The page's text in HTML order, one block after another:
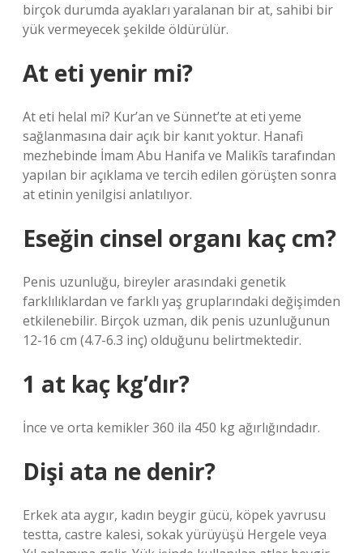
birçok durumda ayakları yaralanan bir at, sahibi bir
yük vermeyecek şekilde öldürülür.
At eti yenir mi?
At eti helal mi? Kur’an ve Sünnet’te at eti yeme
sağlanmasına dair açık bir kanıt yoktur. Hanafi
mezhebinde İmam Abu Hanifa ve Malikîs tarafından
yapılan bir açıklama ve tercih edilen görüşten sonra
at etinin yenilgisi anlatılıyor.
Eseğin cinsel organı kaç cm?
Penis uzunluğu, bireyler arasındaki genetik
farklılıklardan ve farklı yaş gruplarındaki değişimden
etkilenebilir. Birçok uzman, dik penis uzunluğunun
12-16 cm (4.7-6.3 inç) olduğunu belirtmektedir.
1 at kaç kg’dır?
İnce ve orta kemikler 360 ila 450 kg ağırlığındadır.
Dişi ata ne denir?
Erkek ata aygır, kadın beygir gücü, köpek yavrusu
testta, castre kalesi, sokak yürüyüşü Hergele veya